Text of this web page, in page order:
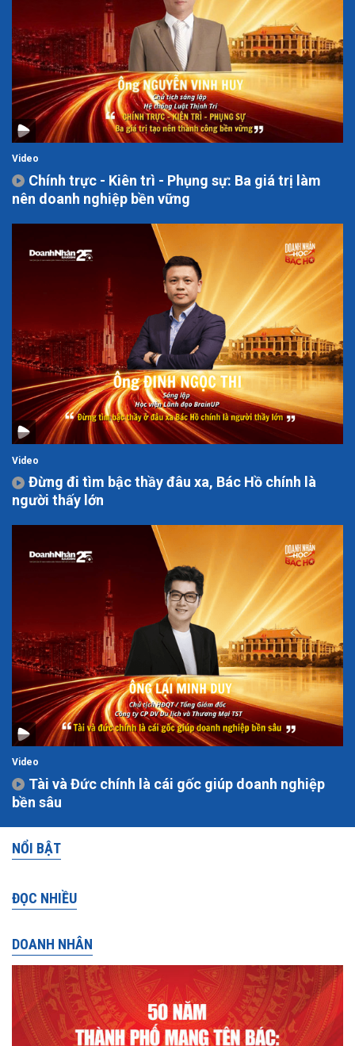
Video
Chính trực - Kiên trì - Phụng sự: Ba giá trị làm
nên doanh nghiệp bền vững
Video
Đừng đi tìm bậc thầy đâu xa, Bác Hồ chính là
người thấy lớn
Video
Tài và Đức chính là cái gốc giúp doanh nghiệp
bền sâu
NỔI BẬT
ĐỌC NHIỀU
DOANH NHÂN